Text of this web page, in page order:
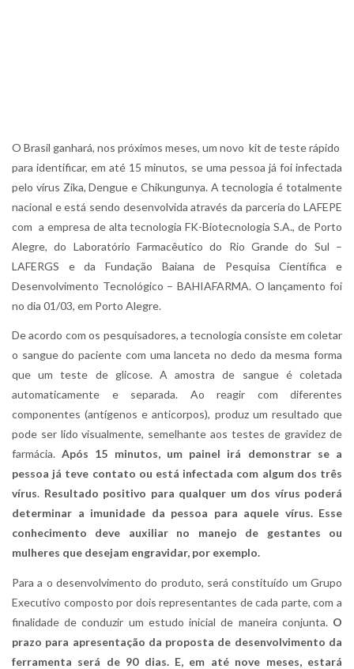
O Brasil ganhará, nos próximos meses, um novo kit de teste rápido
para identificar, em até 15 minutos, se uma pessoa já foi infectada
pelo vírus Zika, Dengue e Chikungunya. A tecnologia é totalmente
nacional e está sendo desenvolvida através da parceria do LAFEPE
com a empresa de alta tecnologia FK-Biotecnologia S.A., de Porto
Alegre, do Laboratório Farmacêutico do Rio Grande do Sul –
LAFERGS e da Fundação Baiana de Pesquisa Científica e
Desenvolvimento Tecnológico – BAHIAFARMA. O lançamento foi
no dia 01/03, em Porto Alegre.
De acordo com os pesquisadores, a tecnologia consiste em coletar
o sangue do paciente com uma lanceta no dedo da mesma forma
que um teste de glicose. A amostra de sangue é coletada
automaticamente e separada. Ao reagir com diferentes
componentes (antígenos e anticorpos), produz um resultado que
pode ser lido visualmente, semelhante aos testes de gravidez de
farmácia.Após 15 minutos, um painel irá demonstrar se a
pessoa já teve contato ou está infectada com algum dos três
vírus. Resultado positivo para qualquer um dos vírus poderá
determinar a imunidade da pessoa para aquele vírus. Esse
conhecimento deve auxiliar no manejo de gestantes
ou
mulheres que desejam engravidar, por exemplo.
Para a o desenvolvimento do produto, será constituído um Grupo
Executivo composto por dois representantes de cada parte, com a
finalidade de conduzir um estudo inicial de maneira conjunta. O
prazo para apresentação da proposta de desenvolvimento da
ferramenta será de 90 dias. E, em até nove meses, estará